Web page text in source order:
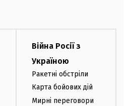
Війна Росії з
Україною
Ракетні обстріли
Карта бойових дій
Мирні переговори